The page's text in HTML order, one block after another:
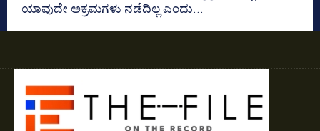
ಯಾವುದೇ ಅಕ್ರಮಗಳು ನಡೆದಿಲ್ಲ ಎಂದು...